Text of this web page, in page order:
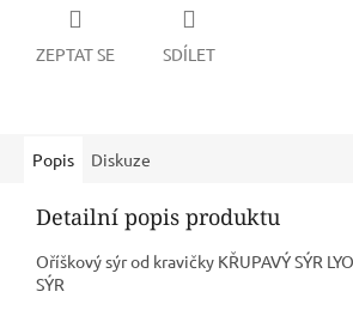
ZEPTAT SE SDÍLET
Popis Diskuze
Detailní popis produktu
Oříškový sýr od kravičky KŘUPAVÝ SÝR
SÝR